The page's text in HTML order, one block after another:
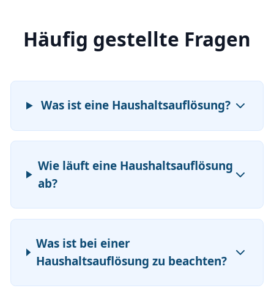
Häufig gestellte Fragen
Was ist eine Haushaltsauflösung?
Wie läuft eine Haushaltsauflösung
ab?
Was ist bei einer
Haushaltsauflösung zu beachten?